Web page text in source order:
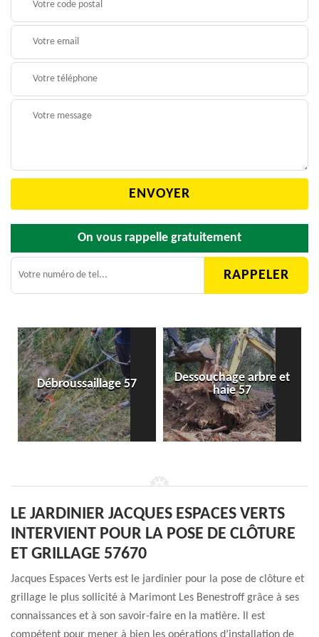
On vous rappelle gratuitement
Débroussaillage 57
Dessouchage arbre et
haie 57
LE JARDINIER JACQUES ESPACES VERTS
INTERVIENT POUR LA POSE DE CLÔTURE
ET GRILLAGE 57670
Jacques Espaces Verts est le jardinier pour la pose de clôture et
grillage le plus sollicité à Marimont Les Benestroff grâce à ses
connaissances et à son savoir-faire en la matière. Il est